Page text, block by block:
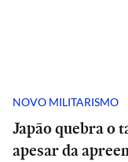
NOVO MILITARISMO
Japão quebra o
apesar da